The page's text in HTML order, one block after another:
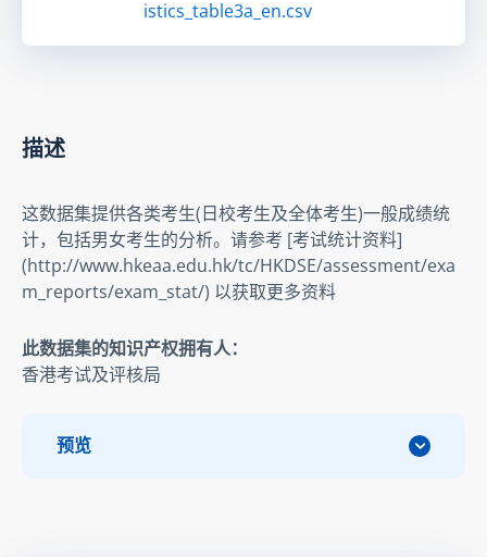
istics_table3a_en.csv
描述
这数据集提供各类考生(日校考生及全体考生)一般成绩统
计，包括男女考生的分析。请参考 [考试统计资料]
(http://www.hkeaa.edu.hk/tc/HKDSE/assessment/exa
m_reports/exam_stat/) 以获取更多资料
此数据集的知识产权拥有人：
香港考试及评核局
预览